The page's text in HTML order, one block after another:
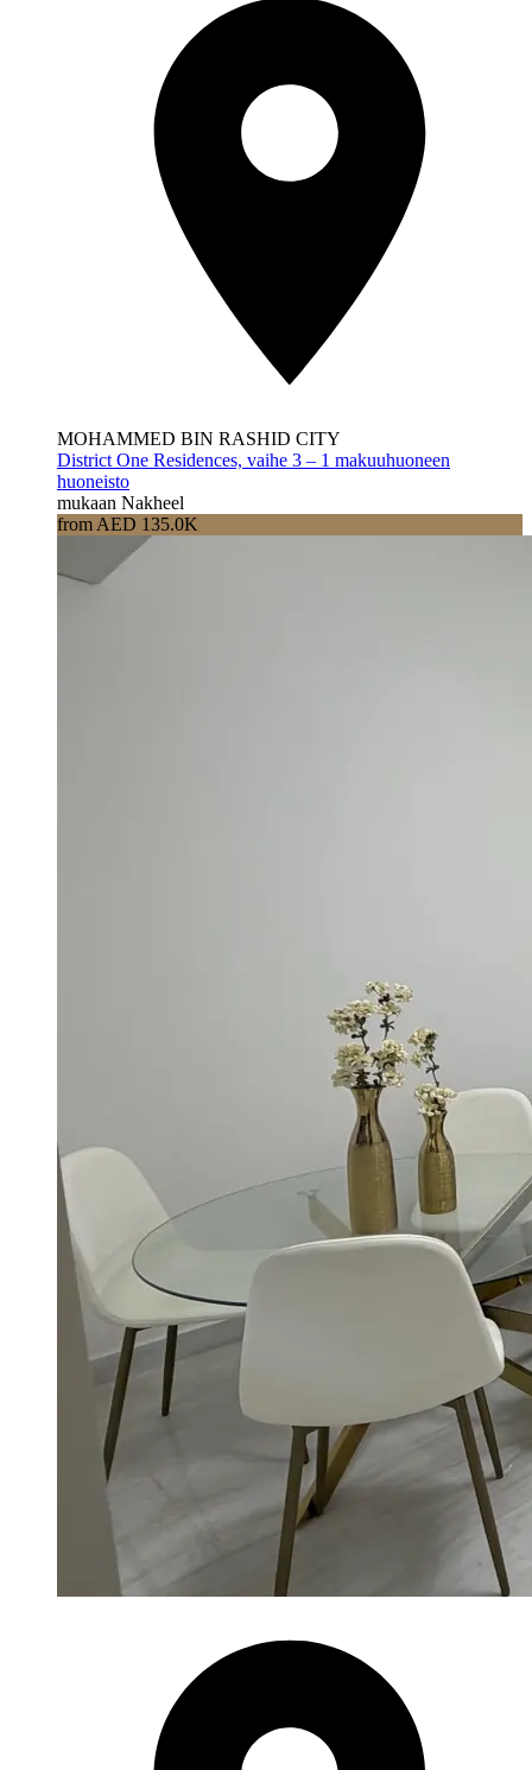
MOHAMMED BIN RASHID CITY
District One Residences, vaihe 3 – 1 makuuhuoneen
huoneisto
mukaan Nakheel
from AED 135.0K